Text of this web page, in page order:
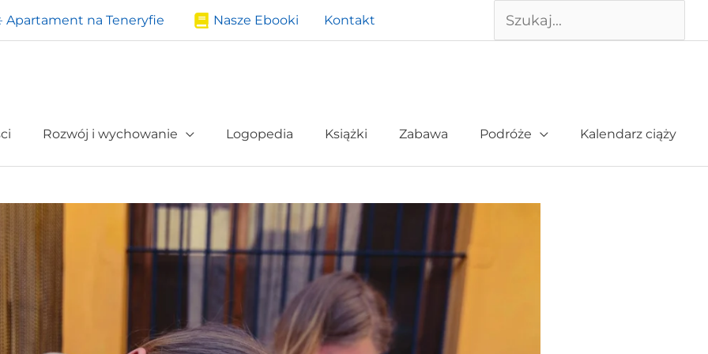
Apartament na Teneryfie Nasze Ebooki Kontakt Szukaj
Rozwój i wychowanie Logopedia Książki Zabawa Podróże Kalendarz ciąży